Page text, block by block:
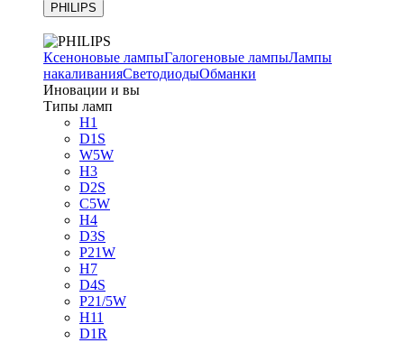
PHILIPS
Ксеноновые лампыГалогеновые лампыЛампы
накаливанияСветодиодыОбманки
Иновации и вы
Типы ламп
H1
D1S
W5W
H3
D2S
C5W
H4
D3S
P21W
H7
D4S
P21/5W
H11
D1R